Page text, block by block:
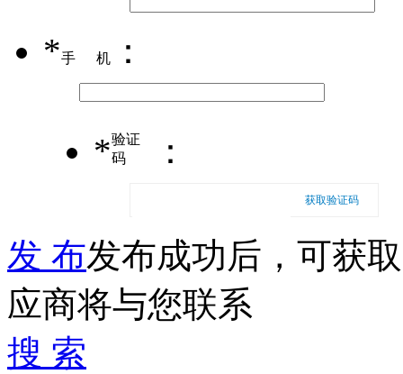
*手机 ：
*验证
码
：
获取验证码
发 布发布成功后，可获
应商将与您联系
搜 索